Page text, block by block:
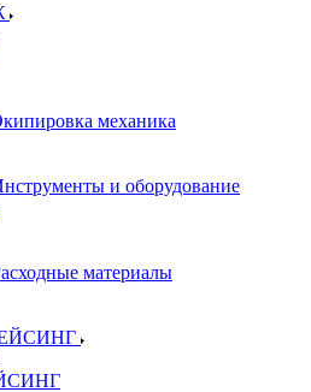
механика
и оборудование
материалы